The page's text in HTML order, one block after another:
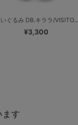
ぐるみ DB.キララ/VISITO...
¥3,300
ます